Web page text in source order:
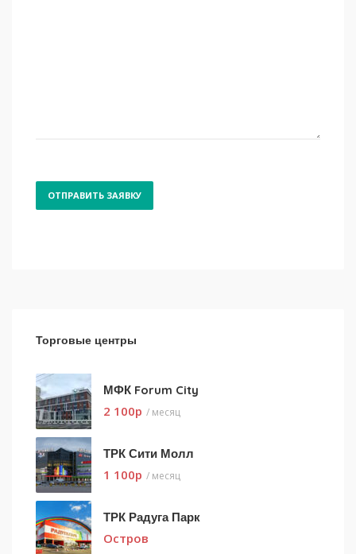
Торговые центры
МФК Forum City
2 100p / месяц
ТРК Сити Молл
1 100p / месяц
ТРК Радуга Парк
Остров